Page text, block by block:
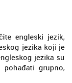
engleski jezik,
jezika koji je
jezika su
grupno,